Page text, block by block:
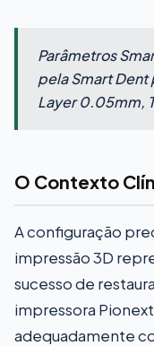
Parâmetros
pela Smart Dent
Layer 0.05mm,
O Contexto
A configuração
impressão 3D
sucesso de
impressora
adequadamente